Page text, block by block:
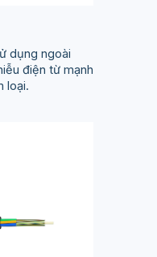
dụng ngoài
điện từ mạnh
loại.